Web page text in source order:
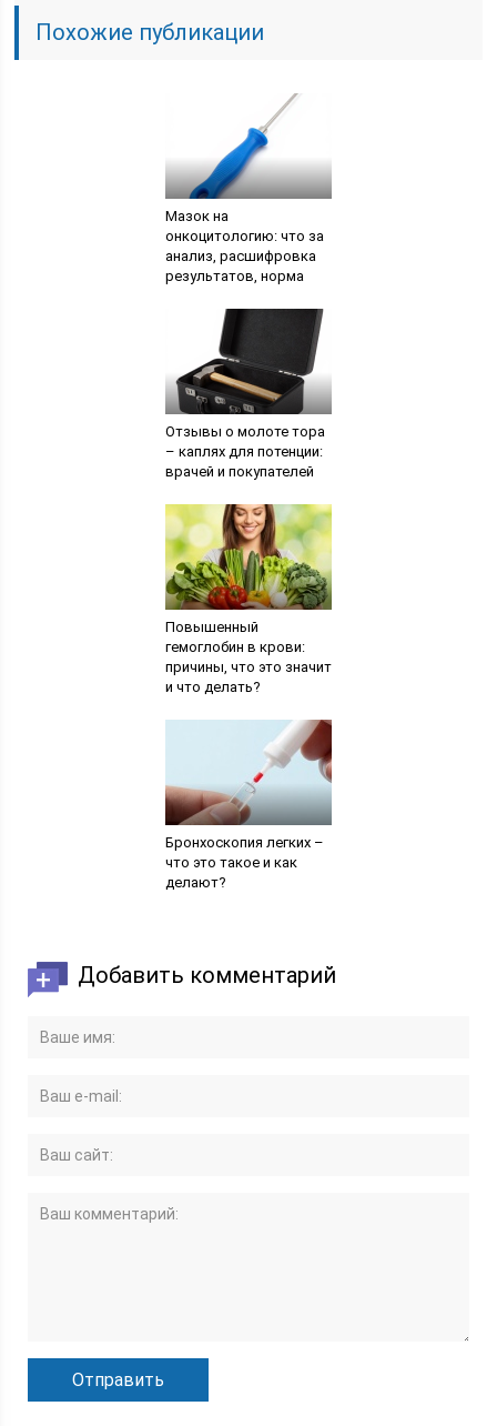
Похожие публикации
Мазок на
онкоцитологию: что за
анализ, расшифровка
результатов, норма
Отзывы о молоте тора
– каплях для потенции:
врачей и покупателей
Повышенный
гемоглобин в крови:
причины, что это значит
и что делать?
Бронхоскопия легких –
что это такое и как
делают?
Добавить комментарий